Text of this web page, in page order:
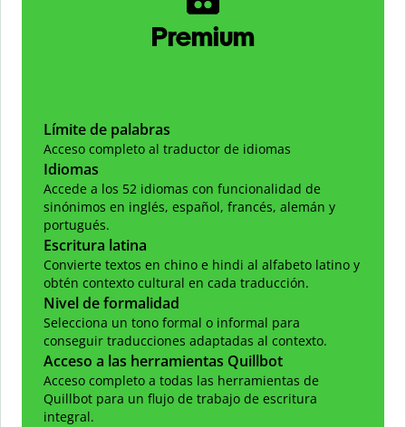
Premium
Límite de palabras
Acceso completo al traductor de idiomas
Idiomas
Accede a los 52 idiomas con funcionalidad de
sinónimos en inglés, español, francés, alemán y
portugués.
Escritura latina
Convierte textos en chino e hindi al alfabeto latino y
obtén contexto cultural en cada traducción.
Nivel de formalidad
Selecciona un tono formal o informal para
conseguir traducciones adaptadas al contexto.
Acceso a las herramientas Quillbot
Acceso completo a todas las herramientas de
Quillbot para un flujo de trabajo de escritura
integral.